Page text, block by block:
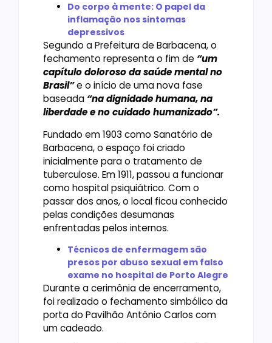
Do corpo à mente: O papel da
inflamação nos sintomas
depressivos
Segundo a Prefeitura de Barbacena, o
fechamento representa o fim de “um
capítulo doloroso da saúde mental no
Brasil”e o início de uma nova fase
baseada “na dignidade humana, na
liberdade e no cuidado humanizado”.
Fundado em 1903 como Sanatório de
Barbacena, o espaço foi criado
inicialmente para o tratamento de
tuberculose. Em 1911, passou a funcionar
como hospital psiquiátrico. Com o
passar dos anos, o local ficou conhecido
pelas condições desumanas
enfrentadas pelos internos.
Técnicos de enfermagem são
presos por abuso sexual em falso
exame no hospital de Porto Alegre
Durante a cerimônia de encerramento,
foi realizado o fechamento simbólico da
porta do Pavilhão Antônio Carlos com
um cadeado.